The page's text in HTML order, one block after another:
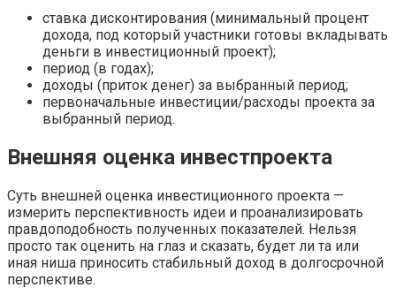
ставка дисконтирования (минимальный процент
дохода, под который участники готовы вкладывать
деньги в инвестиционный проект);
период (в годах);
доходы (приток денег) за выбранный период;
первоначальные инвестиции/расходы проекта за
выбранный период.
Внешняя оценка инвестпроекта
Суть внешней оценка инвестиционного проекта —
измерить перспективность идеи и проанализировать
правдоподобность полученных показателей. Нельзя
просто так оценить на глаз и сказать, будет ли та или
иная ниша приносить стабильный доход в долгосрочной
перспективе.